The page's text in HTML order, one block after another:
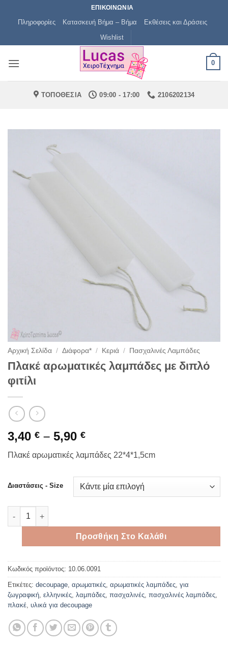
ΕΠΙΚΟΙΝΩΝΙΑ
Πληροφορίες Κατασκευή Βήμα – Βήμα
Εκθέσεις και Δράσεις
Wishlist
0
ΤΟΠΟΘΕΣΙΑ 09:00 - 17:00 2106202134
Αρχική Σελίδα / Διάφορα* / Κεριά / Πασχαλινές Λαμπάδες
Πλακέ αρωματικές λαμπάδες με διπλό
φιτίλι
3,40 € – 5,90 €Price
range:
3,40 €
5,90 €
Πλακέ αρωματικές λαμπάδες 22*4*1,5cm
Διαστάσεις - Size
Πλακέ αρωματικές λαμπάδες με διπλό φιτίλι ποσότητα
Προσθήκη Στο Καλάθι
Κωδικός προϊόντος: 10.06.0091
Ετικέτες: decoupage, αρωματικές, αρωματικές λαμπάδες, για
ζωγραφική, ελληνικές, λαμπάδες, πασχαλινές, πασχαλινές λαμπάδες,
πλακέ, υλικά για decoupage